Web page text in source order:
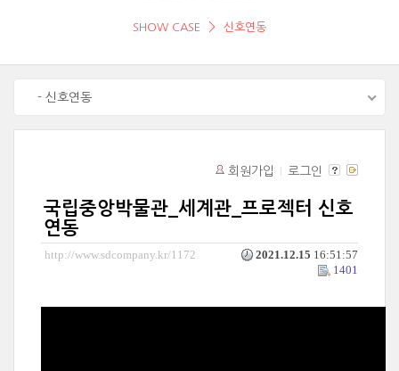
SHOW CASE 신호연동
- 신호연동
회원가입 로그인
국립중앙박물관_세계관_프로젝터 신호
연동
http://www.sdcompany.kr/1172 2021.12.15 16:51:57
1401